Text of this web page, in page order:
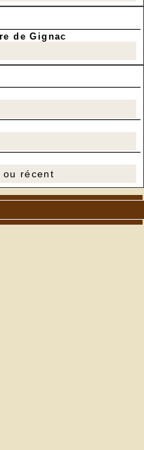
de Gignac
récent
(pour la plus belle
Cressensac qui a présenté